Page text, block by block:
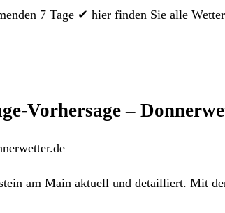
7 Tage ✔ hier finden Sie alle
Vorhersage –
am Main aktuell und detailliert. Mit